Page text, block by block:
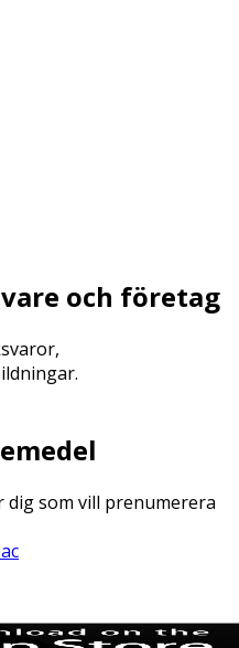
och företag
som vill prenumerera